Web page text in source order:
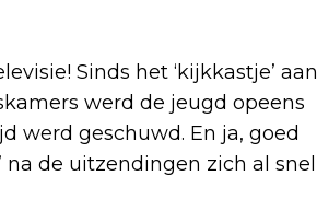
Sinds het ‘kijkkastje’ aan
werd de jeugd opeens
werd geschuwd. En ja, goed
na de uitzendingen zich al snel